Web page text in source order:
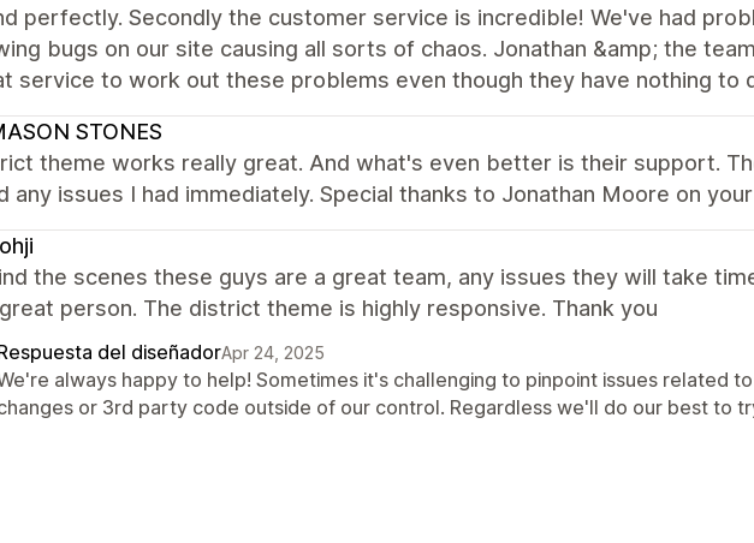
perfectly. Secondly the customer service is incredible! We've had
bugs on our site causing all sorts of chaos. Jonathan &amp; the
service to work out these problems even though they have nothing to
STONES
theme works really great. And what's even better is their support.
any issues I had immediately. Special thanks to Jonathan Moore on
the scenes these guys are a great team, any issues they will take
person. The district theme is highly responsive. Thank you
del diseñadorApr 24, 2025
always happy to help! Sometimes it's challenging to pinpoint issues related
or 3rd party code outside of our control. Regardless we'll do our best to